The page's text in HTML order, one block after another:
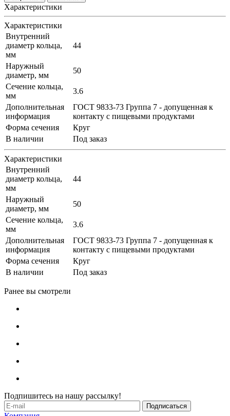
Характеристики
Характеристики
Внутренний
диаметр кольца,
мм
44
Наружный
диаметр, мм
50
Сечение кольца,
мм
3.6
Дополнительная
информация
ГОСТ 9833-73 Группа 7 - допущенная к
контакту с пищевыми продуктами
Форма сечения
Круг
В наличии
Под заказ
Характеристики
Внутренний
диаметр кольца,
мм
44
Наружный
диаметр, мм
50
Сечение кольца,
мм
3.6
Дополнительная
информация
ГОСТ 9833-73 Группа 7 - допущенная к
контакту с пищевыми продуктами
Форма сечения
Круг
В наличии
Под заказ
Ранее вы смотрели
Подпишитесь на нашу рассылку!